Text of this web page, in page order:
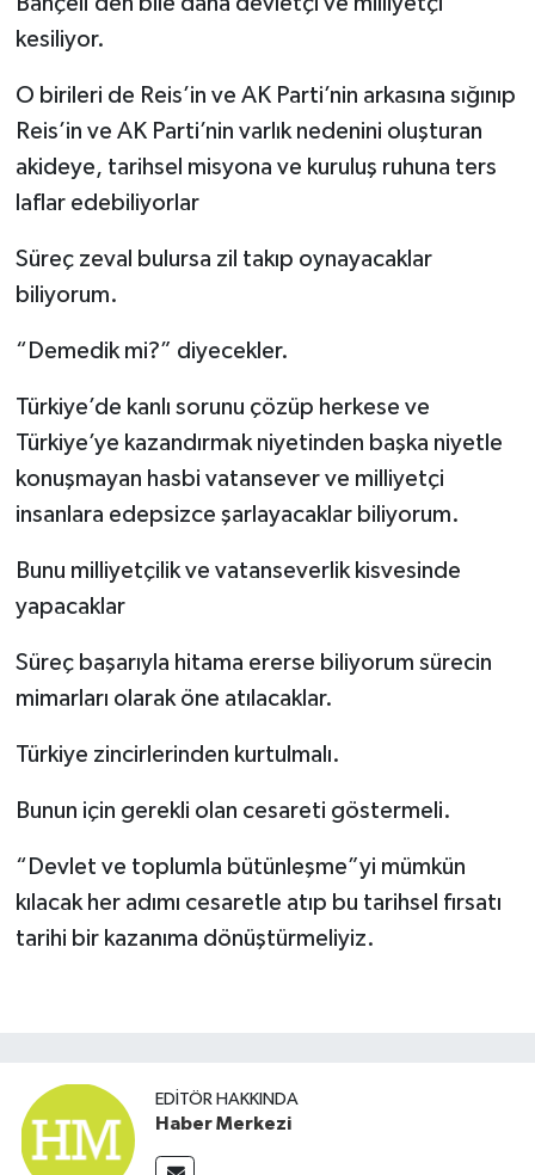
kesiliyor.
O birileri de Reis’in ve AK Parti’nin arkasına sığınıp
Reis’in ve AK Parti’nin varlık nedenini oluşturan
akideye, tarihsel misyona ve kuruluş ruhuna ters
laflar edebiliyorlar
Süreç zeval bulursa zil takıp oynayacaklar
biliyorum.
“Demedik mi?” diyecekler.
Türkiye’de kanlı sorunu çözüp herkese ve
Türkiye’ye kazandırmak niyetinden başka niyetle
konuşmayan hasbi vatansever ve milliyetçi
insanlara edepsizce şarlayacaklar biliyorum.
Bunu milliyetçilik ve vatanseverlik kisvesinde
yapacaklar
Süreç başarıyla hitama ererse biliyorum sürecin
mimarları olarak öne atılacaklar.
Türkiye zincirlerinden kurtulmalı.
Bunun için gerekli olan cesareti göstermeli.
“Devlet ve toplumla bütünleşme”yi mümkün
kılacak her adımı cesaretle atıp bu tarihsel fırsatı
tarihi bir kazanıma dönüştürmeliyiz.
EDITÖR HAKKINDA
Haber Merkezi